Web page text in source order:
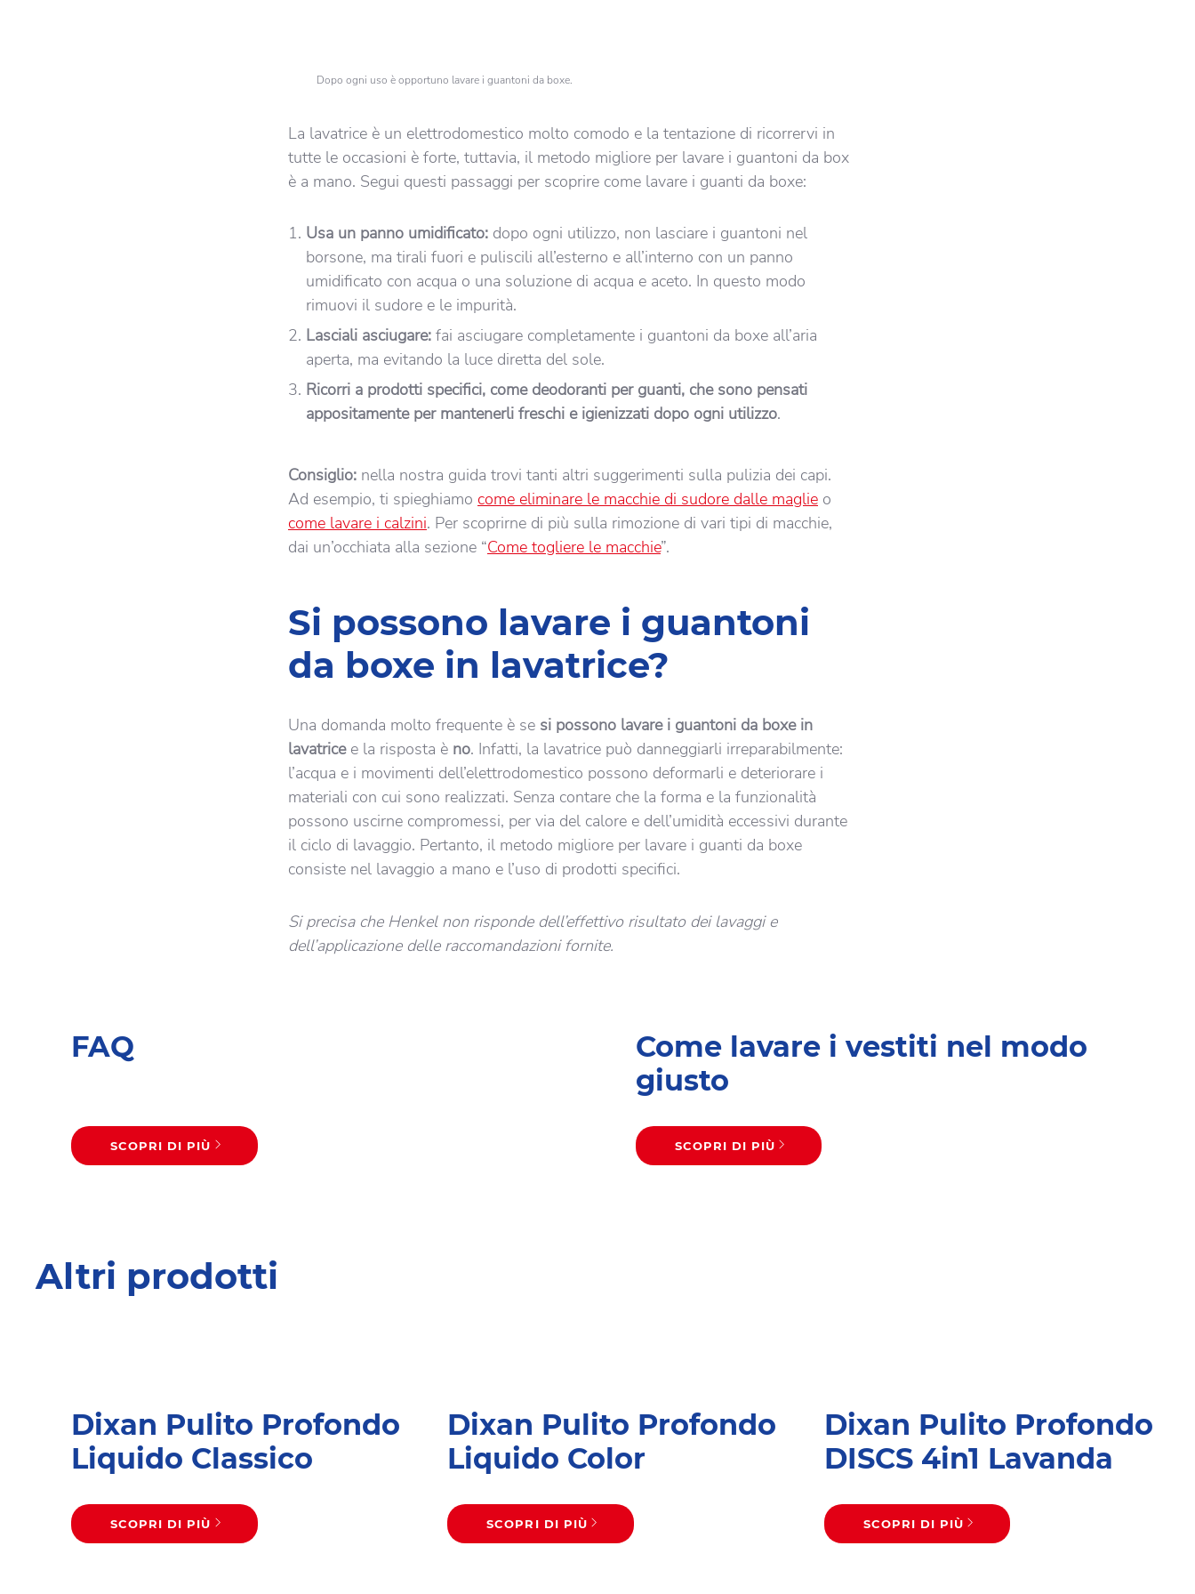
Dopo ogni uso è opportuno lavare i guantoni da boxe.
La lavatrice è un elettrodomestico molto comodo e la tentazione di ricorrervi in
tutte le occasioni è forte, tuttavia, il metodo migliore per lavare i guantoni da box
è a mano. Segui questi passaggi per scoprire come lavare i guanti da boxe:
Usa un panno umidificato:dopo ogni utilizzo, non lasciare i guantoni nel
borsone, ma tirali fuori e puliscili all’esterno e all’interno con un panno
umidificato con acqua o una soluzione di acqua e aceto. In questo modo
rimuovi il sudore e le impurità.
Lasciali asciugare:fai asciugare completamente i guantoni da boxe all’aria
aperta, ma evitando la luce diretta del sole.
Ricorri a prodotti specifici, come deodoranti per guanti, che sono pensati
appositamente per mantenerli freschi e igienizzati dopo ogni utilizzo.
Consiglio:nella nostra guida trovi tanti altri suggerimenti sulla pulizia dei capi.
Ad esempio, ti spieghiamo come eliminare le macchie di sudore dalle maglieo
come lavare i calzini. Per scoprirne di più sulla rimozione di vari tipi di macchie,
dai un’occhiata alla sezione “Come togliere le macchie”.
Si possono lavare i guantoni
da boxe in lavatrice?
Una domanda molto frequente è se si possono lavare i guantoni da boxe in
lavatricee la risposta è no. Infatti, la lavatrice può danneggiarli irreparabilmente:
l’acqua e i movimenti dell’elettrodomestico possono deformarli e deteriorare i
materiali con cui sono realizzati. Senza contare che la forma e la funzionalità
possono uscirne compromessi, per via del calore e dell’umidità eccessivi durante
il ciclo di lavaggio. Pertanto, il metodo migliore per lavare i guanti da boxe
consiste nel lavaggio a mano e l’uso di prodotti specifici.
Si precisa che Henkel non risponde dell’effettivo risultato dei lavaggi e
dell’applicazione delle raccomandazioni fornite.
FAQ
SCOPRI DI PIÙ
Come lavare i vestiti nel modo
giusto
SCOPRI DI PIÙ
Altri prodotti
Dixan Pulito Profondo
Liquido Classico
SCOPRI DI PIÙ
Dixan Pulito Profondo
Liquido Color
SCOPRI DI PIÙ
Dixan Pulito Profondo
DISCS 4in1 Lavanda
SCOPRI DI PIÙ